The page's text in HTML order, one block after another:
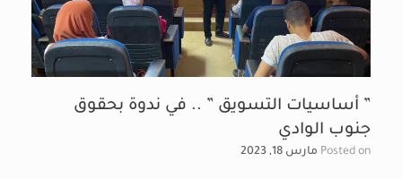
” أساسيات التسويق ” .. في ندوة بحقوق
جنوب الوادي
Posted on مارس 18, 2023